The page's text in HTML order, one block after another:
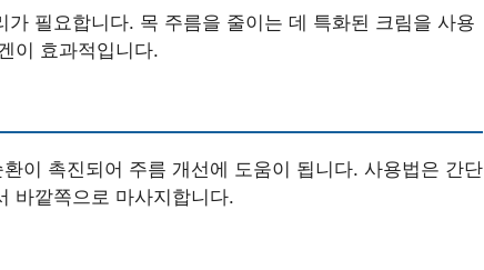
필요합니다. 목 주름을 줄이는 데 특화된 크림을 사용
이 효과적입니다.
이 촉진되어 주름 개선에 도움이 됩니다. 사용법은 간단
바깥쪽으로 마사지합니다.